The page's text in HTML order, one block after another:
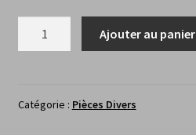
de
Ajouter au panier
Catégorie : Pièces Divers